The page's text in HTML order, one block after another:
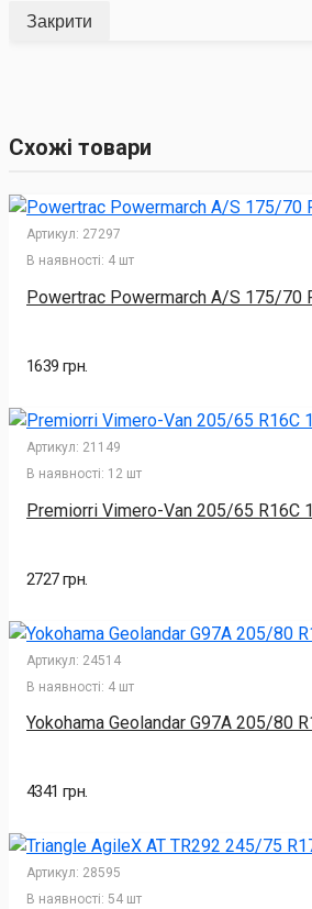
Закрити
Схожі товари
Артикул: 27297
В наявності: 4 шт
Powertrac Powermarch A/S 175/70
1639 грн.
Артикул: 21149
В наявності: 12 шт
Premiorri Vimero-Van 205/65 R16C
2727 грн.
Артикул: 24514
В наявності: 4 шт
Yokohama Geolandar G97A 205/80
4341 грн.
Артикул: 28595
В наявності: 54 шт